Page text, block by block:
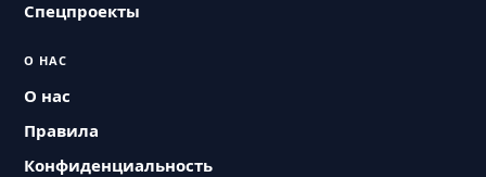
Спецпроекты
О НАС
О нас
Правила
Конфиденциальность